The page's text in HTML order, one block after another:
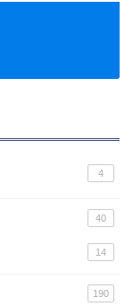
4
40
14
190